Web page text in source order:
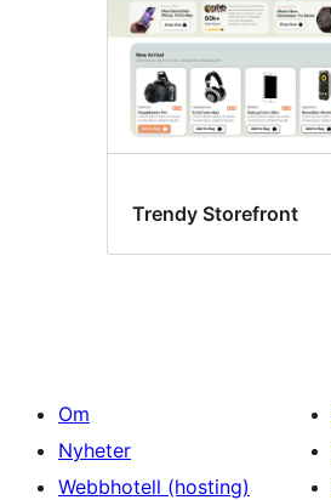
Trendy Storefront
Om
Nyheter
Webbhotell (hosting)